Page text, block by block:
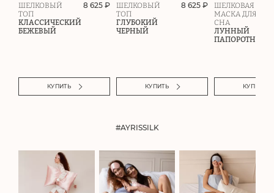
ШЕЛКОВЫЙ
ТОП
КЛАССИЧЕСКИЙ
БЕЖЕВЫЙ
8 625 ₽
КУПИТЬ
ШЕЛКОВЫЙ
ТОП
ГЛУБОКИЙ
ЧЕРНЫЙ
8 625 ₽
КУПИТЬ
ШЕЛКОВАЯ
МАСКА ДЛЯ
СНА
ЛУННЫЙ
ПАПОРОТНИК
КУПИТЬ
#AYRISSILK